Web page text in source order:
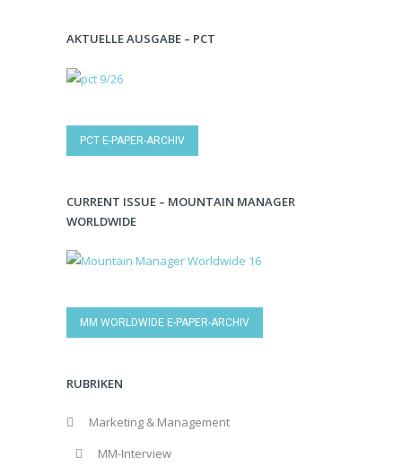
AKTUELLE AUSGABE – PCT
PCT E-PAPER-ARCHIV
CURRENT ISSUE – MOUNTAIN MANAGER
WORLDWIDE
MM WORLDWIDE E-PAPER-ARCHIV
RUBRIKEN
Marketing & Management
MM-Interview